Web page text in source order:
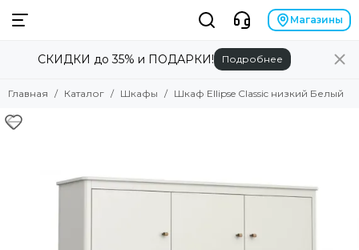
Магазины
СКИДКИ до 35% и ПОДАРКИ! Подробнее
Главная Каталог Шкафы Шкаф Ellipse Classic низкий Белый